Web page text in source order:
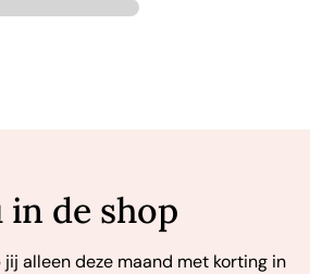
in de shop
alleen deze maand met korting in